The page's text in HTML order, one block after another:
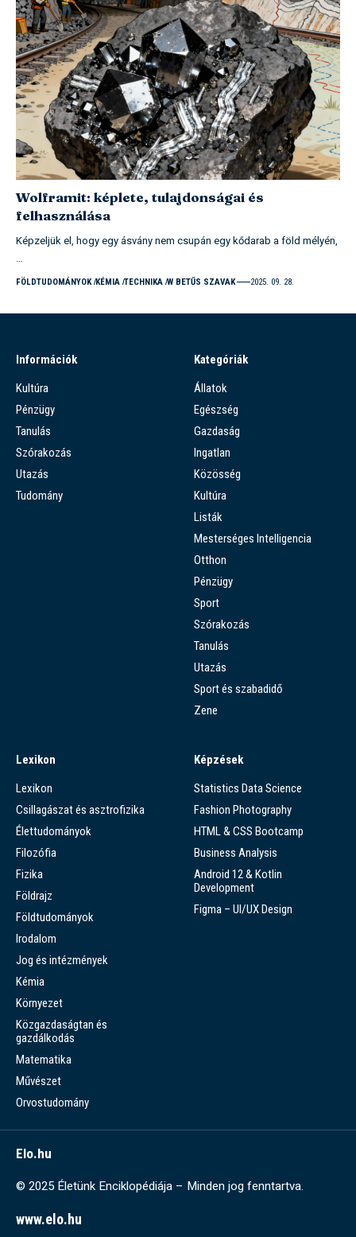
Wolframit: képlete, tulajdonságai és
felhasználása
Képzeljük el, hogy egy ásvány nem csupán egy kődarab a föld mélyén,
…
FÖLDTUDOMÁNYOK KÉMIA TECHNIKA W BETŰS SZAVAK 2025. 09. 28.
Információk
Kultúra
Pénzügy
Tanulás
Szórakozás
Utazás
Tudomány
Kategóriák
Állatok
Egészség
Gazdaság
Ingatlan
Közösség
Kultúra
Listák
Mesterséges Intelligencia
Otthon
Pénzügy
Sport
Szórakozás
Tanulás
Utazás
Sport és szabadidő
Zene
Lexikon
Lexikon
Csillagászat és asztrofizika
Élettudományok
Filozófia
Fizika
Földrajz
Földtudományok
Irodalom
Jog és intézmények
Kémia
Környezet
Közgazdaságtan és
gazdálkodás
Matematika
Művészet
Orvostudomány
Képzések
Statistics Data Science
Fashion Photography
HTML & CSS Bootcamp
Business Analysis
Android 12 & Kotlin
Development
Figma – UI/UX Design
Elo.hu
© 2025 Életünk Enciklopédiája – Minden jog fenntartva.
www.elo.hu